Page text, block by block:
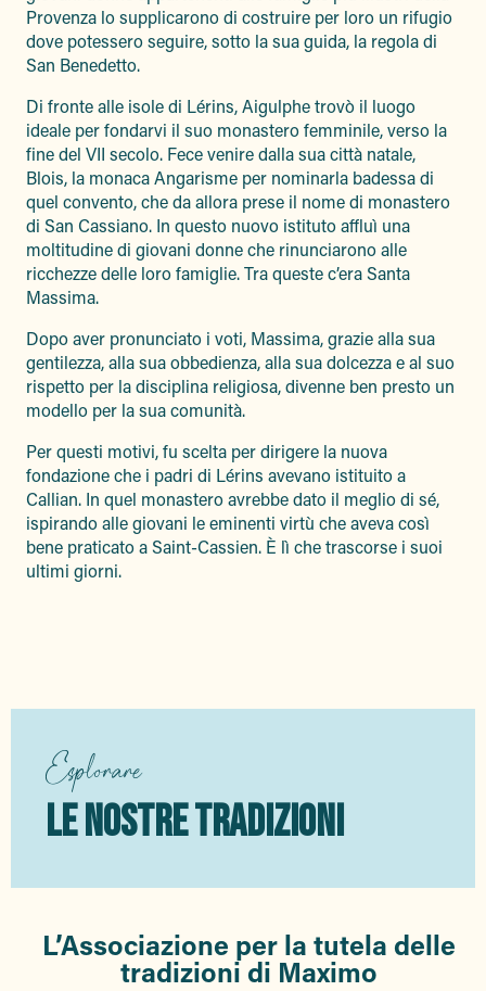
Provenza lo supplicarono di costruire per loro un rifugio
dove potessero seguire, sotto la sua guida, la regola di
San Benedetto.
Di fronte alle isole di Lérins, Aigulphe trovò il luogo
ideale per fondarvi il suo monastero femminile, verso la
fine del VII secolo. Fece venire dalla sua città natale,
Blois, la monaca Angarisme per nominarla badessa di
quel convento, che da allora prese il nome di monastero
di San Cassiano. In questo nuovo istituto affluì una
moltitudine di giovani donne che rinunciarono alle
ricchezze delle loro famiglie. Tra queste c’era Santa
Massima.
Dopo aver pronunciato i voti, Massima, grazie alla sua
gentilezza, alla sua obbedienza, alla sua dolcezza e al suo
rispetto per la disciplina religiosa, divenne ben presto un
modello per la sua comunità.
Per questi motivi, fu scelta per dirigere la nuova
fondazione che i padri di Lérins avevano istituito a
Callian. In quel monastero avrebbe dato il meglio di sé,
ispirando alle giovani le eminenti virtù che aveva così
bene praticato a Saint-Cassien. È lì che trascorse i suoi
ultimi giorni.
Esplorare
LE NOSTRE TRADIZIONI
L’Associazione per la tutela delle
tradizioni di Maximo